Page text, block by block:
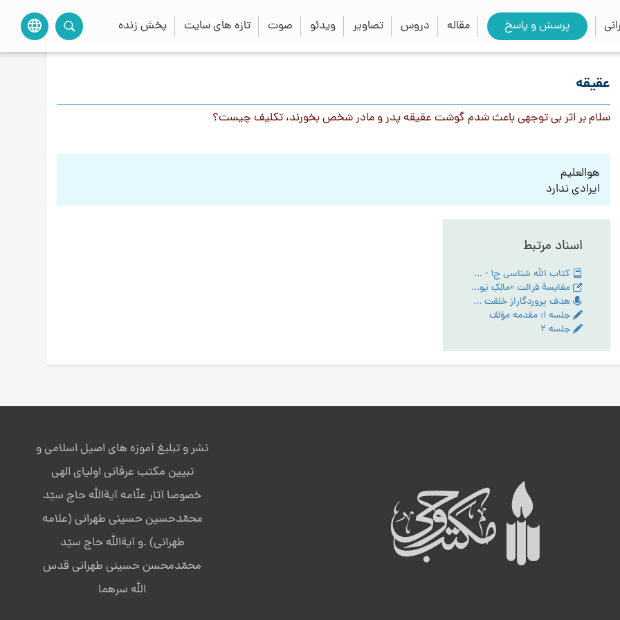
پرسش و پاسخ مقاله دروس تصاویر ویدئو صوت تازه های سایت پخش زنده language search
close
عقیقه
سلام بر اثر بی توجهی باعث شدم گوشت عقیقه پدر و مادر شخص بخورند، تکلیف چیست؟
هوالعلیم
ایرادی ندارد
اسناد مرتبط
کتاب الله شناسی ج1 - PDF
مقایسۀ قرائت «مالِکِ یَومِ الدّین» و «مَلِکِ یَومِ الدّین» در سورۀ حمد
هدف پروردگاراز خلقت انسان - تبیین مقام عبودیت- آیین رستگاری ج:1
جلسه ۱: مقدمه مؤلف
جلسه ۲
نشر و تبلیغ آموزه های اصیل اسلامی و
تبیین مکتب عرفانی اولیای الهی
خصوصا آثار علّامه آیةالله حاج سیّد
محمّدحسین حسینی طهرانی (علامه
طهرانی) .و آیةالله حاج سیّد
محمّدمحسن حسینی طهرانی قدس
الله سرهما